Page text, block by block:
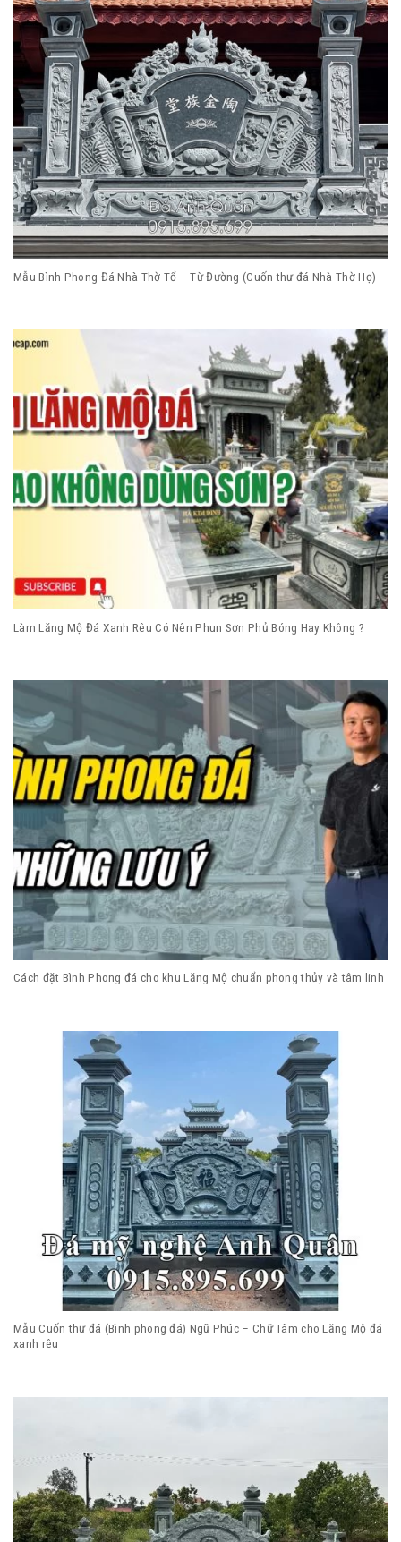
Mẫu Bình Phong Đá Nhà Thờ Tổ – Từ Đường (Cuốn thư đá Nhà Thờ Họ)
Làm Lăng Mộ Đá Xanh Rêu Có Nên Phun Sơn Phủ Bóng Hay Không ?
Cách đặt Bình Phong đá cho khu Lăng Mộ chuẩn phong thủy và tâm linh
Mẫu Cuốn thư đá (Bình phong đá) Ngũ Phúc – Chữ Tâm cho Lăng Mộ đá
xanh rêu